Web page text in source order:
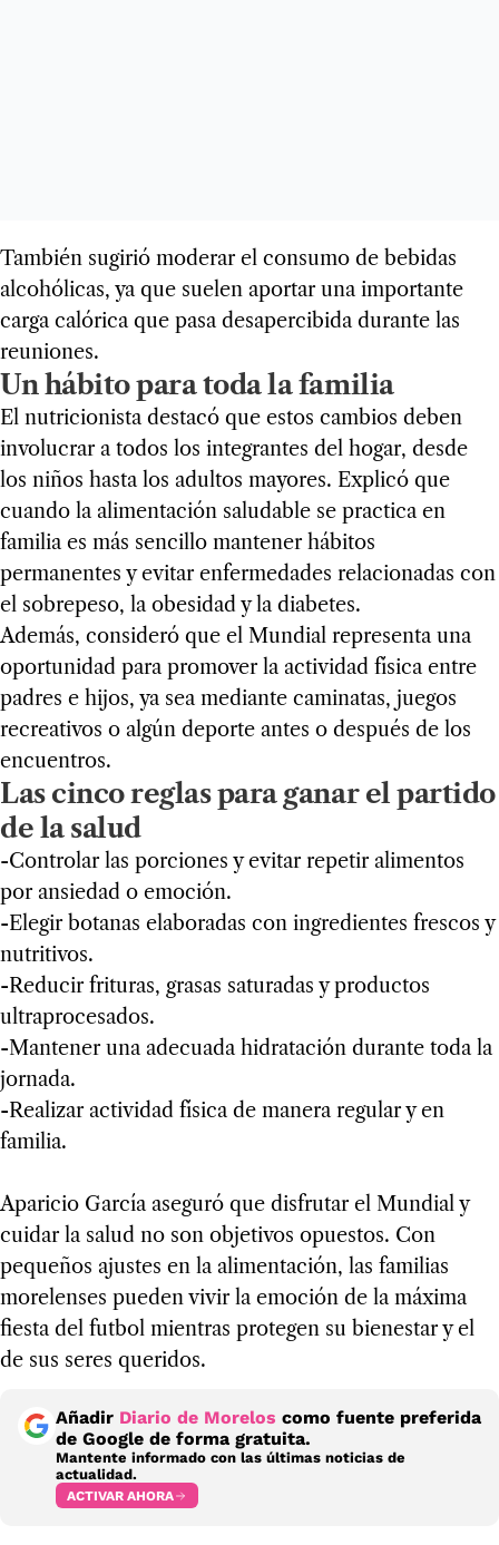
También sugirió moderar el consumo de bebidas
alcohólicas, ya que suelen aportar una importante
carga calórica que pasa desapercibida durante las
reuniones.
Un hábito para toda la familia
El nutricionista destacó que estos cambios deben
involucrar a todos los integrantes del hogar, desde
los niños hasta los adultos mayores. Explicó que
cuando la alimentación saludable se practica en
familia es más sencillo mantener hábitos
permanentes y evitar enfermedades relacionadas con
el sobrepeso, la obesidad y la diabetes.
Además, consideró que el Mundial representa una
oportunidad para promover la actividad física entre
padres e hijos, ya sea mediante caminatas, juegos
recreativos o algún deporte antes o después de los
encuentros.
Las cinco reglas para ganar el partido
de la salud
-Controlar las porciones y evitar repetir alimentos
por ansiedad o emoción.
-Elegir botanas elaboradas con ingredientes frescos y
nutritivos.
-Reducir frituras, grasas saturadas y productos
ultraprocesados.
-Mantener una adecuada hidratación durante toda la
jornada.
-Realizar actividad física de manera regular y en
familia.
Aparicio García aseguró que disfrutar el Mundial y
cuidar la salud no son objetivos opuestos. Con
pequeños ajustes en la alimentación, las familias
morelenses pueden vivir la emoción de la máxima
fiesta del futbol mientras protegen su bienestar y el
de sus seres queridos.
Añadir Diario de Morelos como fuente preferida
de Google de forma gratuita.
Mantente informado con las últimas noticias de
actualidad.
ACTIVAR AHORA